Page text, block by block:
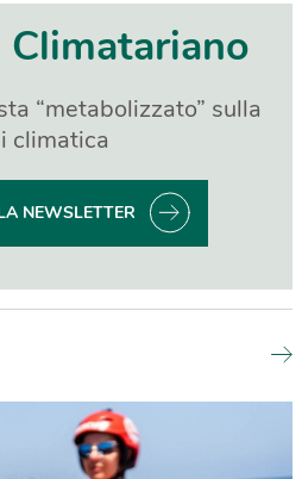
“metabolizzato” sulla
climatica
NEWSLETTER